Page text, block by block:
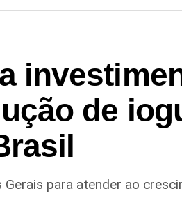
de
para atender ao